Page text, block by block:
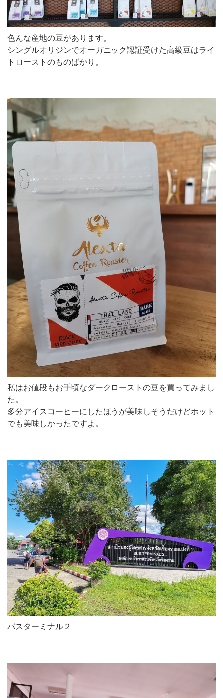
色んな産地の豆があります。
シングルオリジンでオーガニック認証受けた高級豆はライ
トローストのものばかり。
私はお値段もお手頃なダークローストの豆を買ってみまし
た。
多分アイスコーヒーにしたほうが美味しそうだけどホット
でも美味しかったですよ。
バスターミナル２